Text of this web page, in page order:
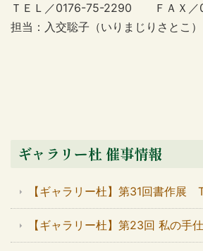
ＴＥＬ／0176-75-2290 ＦＡＸ／
担当：入交聡子（いりまじりさと
ギャラリー杜 催事情報
【ギャラリー杜】第31回書作展
【ギャラリー杜】第23回 私の手